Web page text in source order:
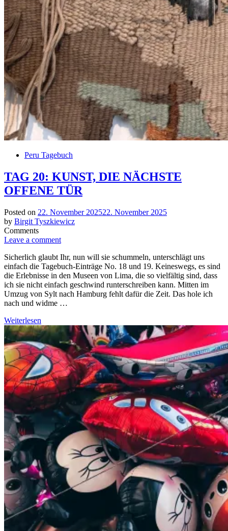
Peru Tagebuch
TAG 20: KUNST, DIE NÄCHSTE
OFFENE TÜR
Posted on 22. November 202522. November 2025
by Birgit Tyszkiewicz
Comments
Leave a comment
Sicherlich glaubt Ihr, nun will sie schummeln, unterschlägt uns
einfach die Tagebuch-Einträge No. 18 und 19. Keineswegs, es sind
die Erlebnisse in den Museen von Lima, die so vielfältig sind, dass
ich sie nicht einfach geschwind runterschreiben kann. Mitten im
Umzug von Sylt nach Hamburg fehlt dafür die Zeit. Das hole ich
nach und widme …
Weiterlesen